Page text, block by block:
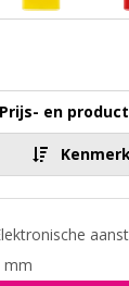
Prijs- en
mm